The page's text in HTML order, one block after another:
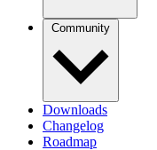
Community
Downloads
Changelog
Roadmap